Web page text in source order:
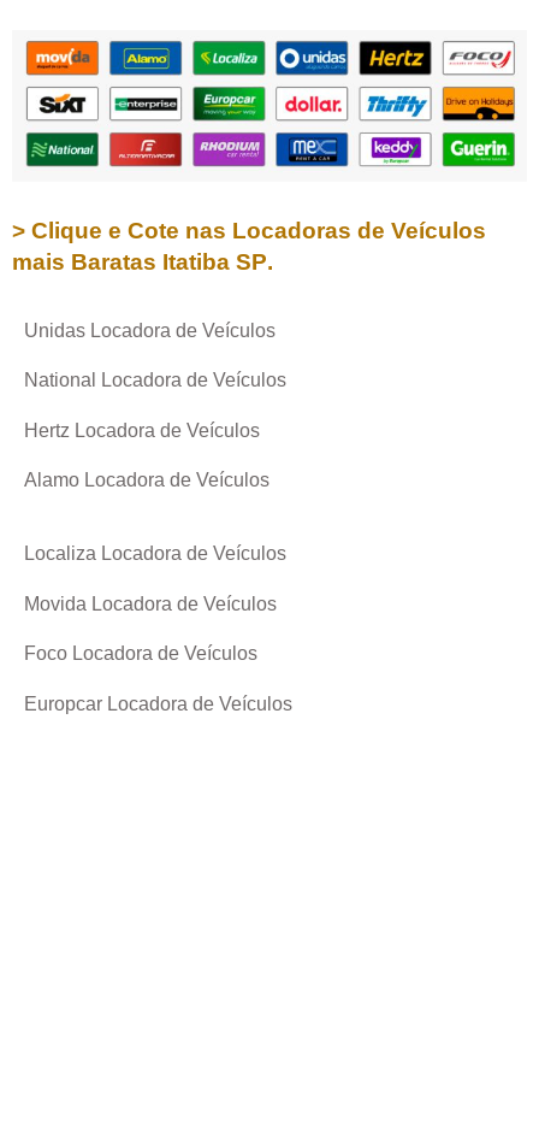
> Clique e Cote nas Locadoras de Veículos
mais Baratas Itatiba SP.
Unidas Locadora de Veículos
National Locadora de Veículos
Hertz Locadora de Veículos
Alamo Locadora de Veículos
Localiza Locadora de Veículos
Movida Locadora de Veículos
Foco Locadora de Veículos
Europcar Locadora de Veículos